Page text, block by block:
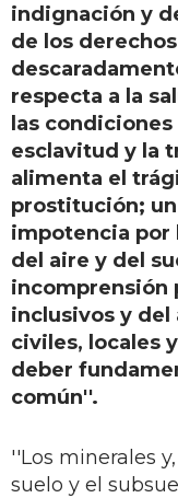
indignación y
de los
respecta a la
las
esclavitud y la
alimenta el
prostitución;
impotencia por
del aire y del
incomprensión
inclusivos y del
civiles, locales
deber
común''.
''Los minerales
suelo y el